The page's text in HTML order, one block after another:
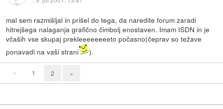
mal sem razmišljal in prišel do tega, da naredite forum zaradi
hitrejšega nalaganja grafično čimbolj enostaven. Imam ISDN in je
včaših vse skupaj prekleeeeeeeeto počasno(čeprav so težave
ponavadi na vaši strani
).
« 1 2 »